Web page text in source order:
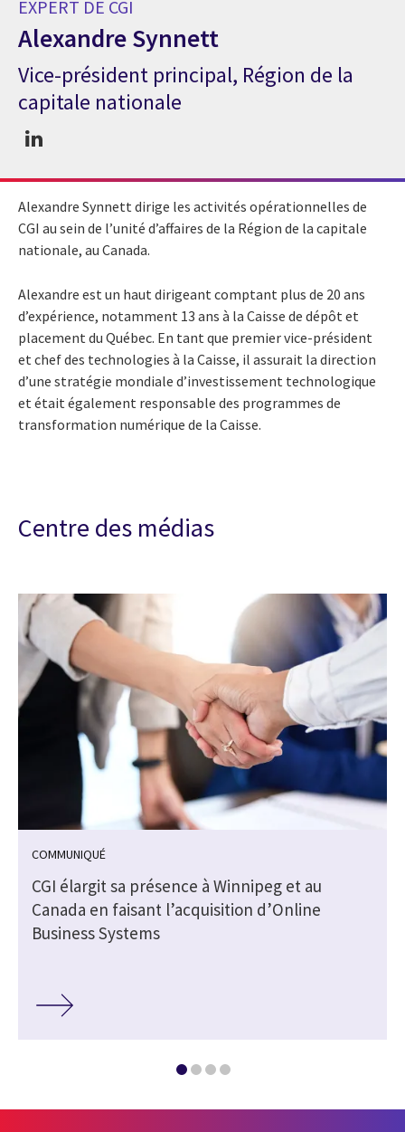
EXPERT DE CGI
Alexandre Synnett
Expert de CGI Alexandre Synnett
Vice-président principal, Région de la
capitale nationale
Alexandre Synnett dirige les activités opérationnelles de
CGI au sein de l’unité d’affaires de la Région de la capitale
nationale, au Canada.
Alexandre est un haut dirigeant comptant plus de 20 ans
d’expérience, notamment 13 ans à la Caisse de dépôt et
placement du Québec. En tant que premier vice-président
et chef des technologies à la Caisse, il assurait la direction
d’une stratégie mondiale d’investissement technologique
et était également responsable des programmes de
transformation numérique de la Caisse.
Centre des médias
COMMUNIQUÉ
CGI élargit sa présence à Winnipeg et au
Canada en faisant l’acquisition d’Online
Business Systems